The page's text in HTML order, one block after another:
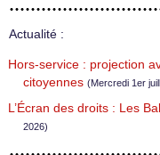
Actualité :
Hors-service : projection
citoyennes (Mercredi 1er
L’Écran des droits : Les
2026)